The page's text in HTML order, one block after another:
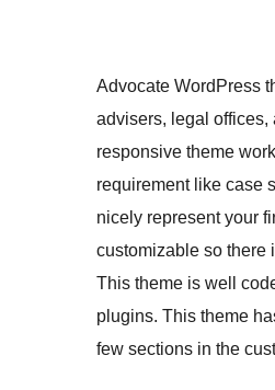
Advocate WordPress
advisers, legal offices,
responsive theme
requirement like case
nicely represent your
customizable so there
This theme is well
plugins. This theme
few sections in the